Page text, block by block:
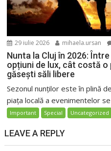
29 iulie 2026 mihaela.ursan
Nunta la Cluj în 2026:
opțiuni de lux, cât costă
găsești săli libere
Sezonul nunților este în plină
piața locală a evenimentelor
Important Special Uncategorized
LEAVE A REPLY